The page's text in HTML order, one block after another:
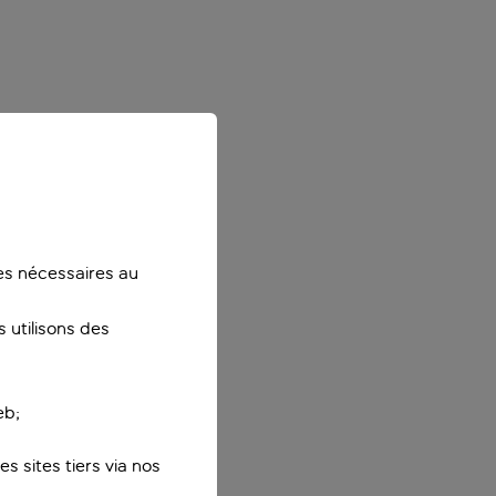
nécessaires au
utilisons des
sites tiers via nos